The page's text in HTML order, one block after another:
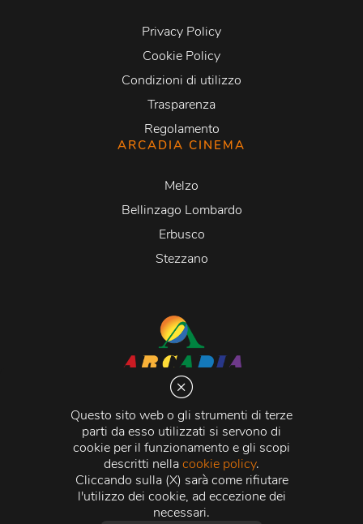
Questo sito web o gli strumenti di terze
parti da esso utilizzati si servono di
cookie per il funzionamento e gli scopi
descritti nellacookie policy.
Cliccando sulla (X) sarà come rifiutare
l'utilizzo dei cookie, ad eccezione dei
necessari.
Privacy Policy
Cookie Policy
Condizioni di utilizzo
Trasparenza
Regolamento
ARCADIA CINEMA
Melzo
Bellinzago Lombardo
Erbusco
Stezzano
Via Martiri della Libertà 20066 Melzo (MI)
C.C.I.A.A. - R.E.A di Milano n. 1427910
Registro delle Imprese di Milano n. 338392 -
Fiscale e Partita Iva11015840157 | Capitale Sociale
500.000,00 i.v.
Credits:Crea Informatica S.r.l. 2026 © Tutti i diritti
riservati.